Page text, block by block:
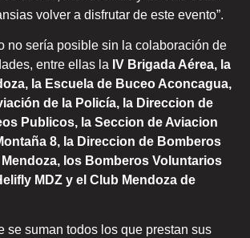
volver a disfrutar de este evento”.
no sería posible sin la colaboración de
entre ellas la IV Brigada Aérea, la
la Escuela de Buceo Aconcagua,
de la Policía, la Direccion de
Publicos, la Seccion de Aviacion
8, la Direccion de Bomberos
los Bomberos Voluntarios
MDZ y el Club Mendoza de
se suman todos los que prestan sus